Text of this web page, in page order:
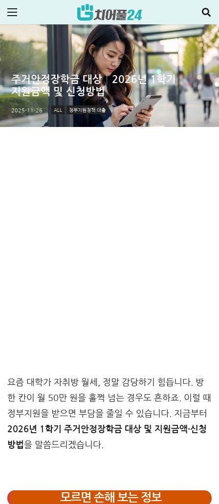
주거안정장학금 대상│2026년 1학기
지원금액 및 신청방법
2025-11-26 ALL 정부지원정책·대출
요즘 대학가 자취방 월세, 정말 감당하기 힘듭니다. 방
한 칸이 월 50만 원을 훌쩍 넘는 경우도 흔하죠. 이럴 때
정부지원을 받으면 부담을 줄일 수 있습니다. 지금부터
2026년 1학기 주거안정장학금 대상 및 지원금액·신청
방법을 말씀드리겠습니다.
모르면 손해 보는 정보